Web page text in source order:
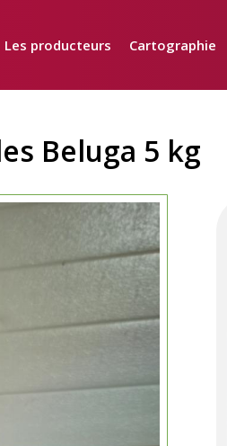
Les producteurs Cartographie
Beluga 5 kg